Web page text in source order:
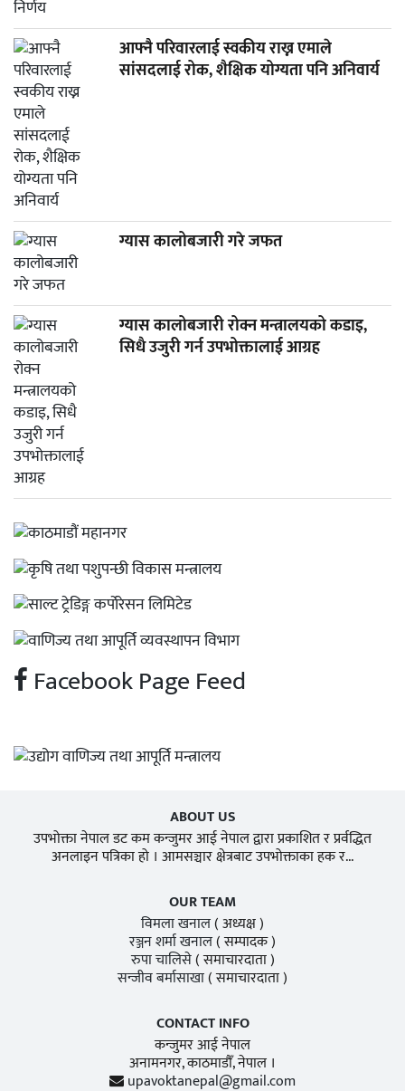
आफ्नै परिवारलाई स्वकीय राख्न एमाले
सांसदलाई रोक, शैक्षिक योग्यता पनि अनिवार्य
ग्यास कालोबजारी गरे जफत
ग्यास कालोबजारी रोक्न मन्त्रालयको कडाइ,
सिधै उजुरी गर्न उपभोक्तालाई आग्रह
Facebook Page Feed
ABOUT US
उपभोक्ता नेपाल डट कम कन्जुमर आई नेपाल द्वारा प्रकाशित र प्रर्वद्धित
अनलाइन पत्रिका हो । आमसञ्चार क्षेत्रबाट उपभोक्ताका हक र...
OUR TEAM
विमला खनाल( अध्यक्ष )
रञ्जन शर्मा खनाल( सम्पादक )
रुपा चालिसे( समाचारदाता )
सन्जीव बर्मासाखा( समाचारदाता )
CONTACT INFO
कन्जुमर आई नेपाल
अनामनगर, काठमाडाैँ, नेपाल ।
upavoktanepal@gmail.com